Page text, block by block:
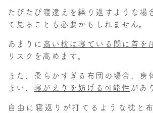
たびたび寝違えを繰り返すような場
て見ることも必要かもしれません。
あまりに 高い枕は寝ている間に首を
リスクを高めます。
また、柔らかすぎる布団の場合、身
まい、 寝がえりを妨げる可能性があ
自由に寝返りが打てるような枕と